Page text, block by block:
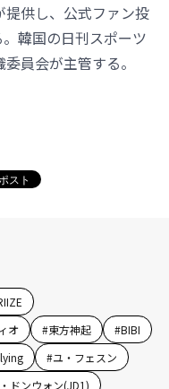
提供し、公式ファン投
韓国の日刊スポーツ
員会が主管する。
オ #東方神起 #BIBI
#ユ・フェスン
ドンウォン(JD1)